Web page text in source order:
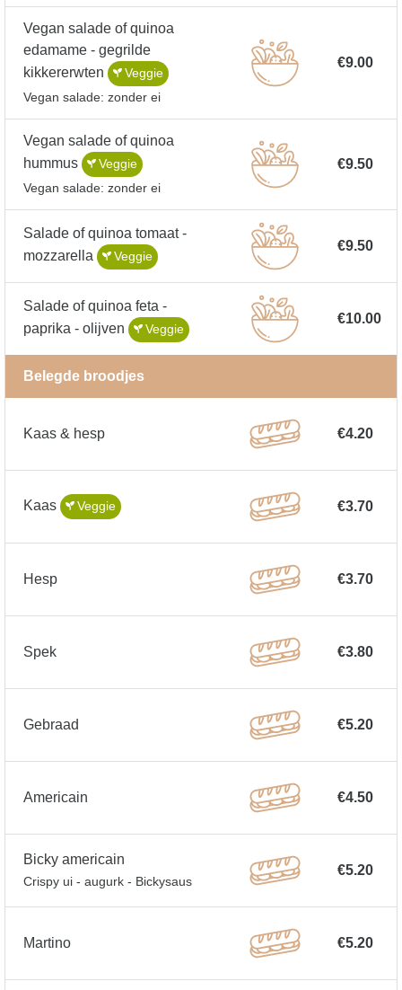
Vegan salade of quinoa
edamame - gegrilde
kikkererwten
Veggie
Vegan salade: zonder ei
€9.00
Vegan salade of quinoa
hummus
Veggie
Vegan salade: zonder ei
€9.50
Salade of quinoa tomaat -
mozzarella
Veggie
€9.50
Salade of quinoa feta -
paprika - olijven
Veggie
€10.00
Belegde broodjes
Kaas & hesp €4.20
Kaas Veggie €3.70
Hesp €3.70
Spek €3.80
Gebraad €5.20
Americain €4.50
Bicky americain
Crispy ui - augurk - Bickysaus
€5.20
Martino €5.20